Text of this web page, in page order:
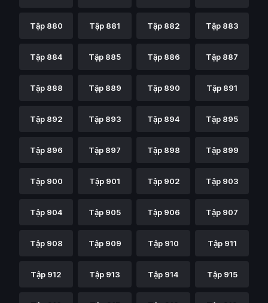
Tập 880 Tập 881 Tập 882 Tập 883
Tập 884 Tập 885 Tập 886 Tập 887
Tập 888 Tập 889 Tập 890 Tập 891
Tập 892 Tập 893 Tập 894 Tập 895
Tập 896 Tập 897 Tập 898 Tập 899
Tập 900 Tập 901 Tập 902 Tập 903
Tập 904 Tập 905 Tập 906 Tập 907
Tập 908 Tập 909 Tập 910 Tập 911
Tập 912 Tập 913 Tập 914 Tập 915